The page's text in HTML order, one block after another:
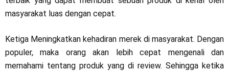
masyarakat luas dengan cepat.
Ketiga Meningkatkan kehadiran merek di masyarakat. Dengan
populer, maka orang akan lebih cepat mengenali dan
memahami tentang produk yang di review. Sehingga ketika